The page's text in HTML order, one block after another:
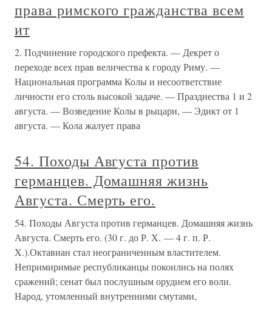
права римского гражданства всем
ит
2. Подчинение городского префекта. — Декрет о
переходе всех прав величества к городу Риму. —
Национальная программа Колы и несоответствие
личности его столь высокой задаче. — Празднества 1 и 2
августа. — Возведение Колы в рыцари, — Эдикт от 1
августа. — Кола жалует права
54. Походы Августа против
германцев. Домашняя жизнь
Августа. Смерть его.
54. Походы Августа против германцев. Домашняя жизнь
Августа. Смерть его. (30 г. до Р. Х. — 4 г. п. Р.
X.).Октавиан стал неограниченным властителем.
Непримиримые республиканцы покоились на полях
сражений; сенат был послушным орудием его воли.
Народ, утомленный внутренними смутами,